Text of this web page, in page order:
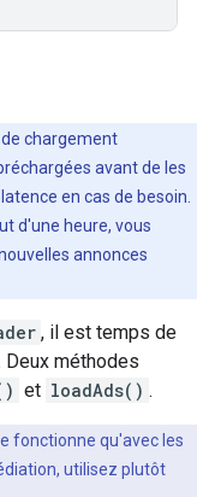
chargement
avant de les
en cas de besoin.
d'une heure, vous
annonces
, il est temps de
méthodes
et loadAds() .
fonctionne qu'avec les
utilisez plutôt